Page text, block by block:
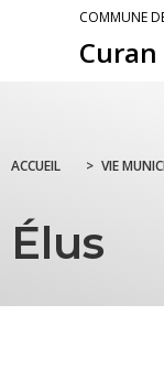
COMMUNE
Curan
ACCUEIL > VIE
Élus